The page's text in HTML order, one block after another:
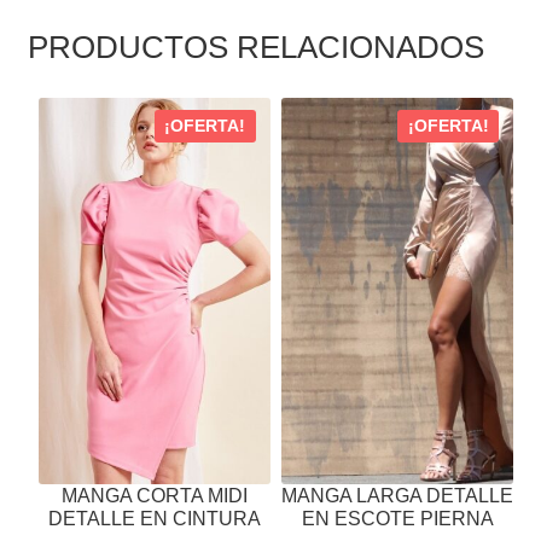
PRODUCTOS RELACIONADOS
MANGA CORTA MIDI
DETALLE EN CINTURA
¡OFERTA!
PRODUCTO
MÚLTIPLES
VARIANTES.
OPCIONES
PUEDEN
ELEGIR
PÁGINA
DE
MANGA LARGA DETALLE
EN ESCOTE PIERNA
¡OFERTA!
ESTE
PRODUCTO
TIENE
MÚLTIPLES
VARIANTES.
LAS
OPCIONES
SE
PUEDEN
ELEGIR
EN
LA
PÁGINA
DE